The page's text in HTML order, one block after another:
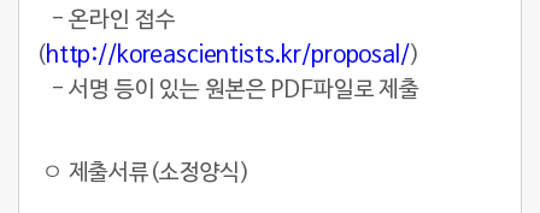
- 온라인 접수
(http://koreascientists.kr/proposal/)
- 서명 등이 있는 원본은 PDF파일로 제출
ㅇ 제출서류(소정양식)